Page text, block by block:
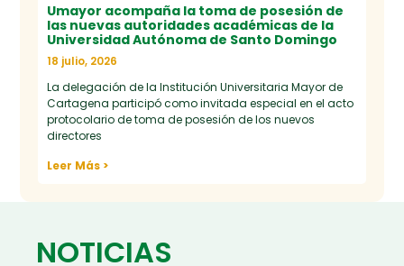
Umayor acompaña la toma de posesión de
las nuevas autoridades académicas de la
Universidad Autónoma de Santo Domingo
18 julio, 2026
La delegación de la Institución Universitaria Mayor de
Cartagena participó como invitada especial en el acto
protocolario de toma de posesión de los nuevos
directores
Leer Más >
NOTICIAS